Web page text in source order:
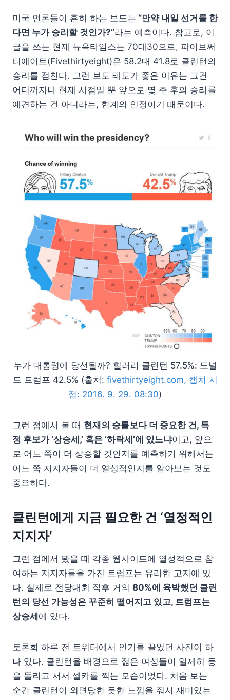
미국 언론들이 흔히 하는 보도는 “만약 내일 선거를 한
다면 누가 승리할 것인가?”라는 예측이다. 참고로, 이
글을 쓰는 현재 뉴욕타임스는 70대30으로, 파이브써
티에이트(Fivethirtyeight)은 58.2대 41.8로 클린턴의
승리를 점친다. 그런 보도 태도가 좋은 이유는 그건
어디까지나 현재 시점일 뿐 앞으로 몇 주 후의 승리를
예견하는 건 아니라는, 한계의 인정이기 때문이다.
누가 대통령에 당선될까? 힐러리 클린턴 57.5%: 도널
드 트럼프 42.5% (출처: fivethirtyeight.com, 캡처 시
점: 2016. 9. 29. 08:30)
그런 점에서 볼 때 현재의 승률보다 더 중요한 건, 특
정 후보가 ‘상승세,’ 혹은 ‘하락세’에 있느냐이고, 앞으
로 어느 쪽이 더 상승할 것인지를 예측하기 위해서는
어느 쪽 지지자들이 더 열성적인지를 알아보는 것도
중요하다.
클린턴에게 지금 필요한 건 ‘열정적인
지지자’
그런 점에서 봤을 때 각종 웹사이트에 열성적으로 참
여하는 지지자들을 가진 트럼프는 유리한 고지에 있
다. 실제로 전당대회 직후 거의 80%에 육박했던 클린
턴의 당선 가능성은 꾸준히 떨어지고 있고, 트럼프는
상승세에 있다.
토론회 하루 전 트위터에서 인기를 끌었던 사진이 하
나 있다. 클린턴을 배경으로 젊은 여성들이 일제히 등
을 돌리고 서서 셀카를 찍는 모습이었다. 처음 보는
순간 클린턴이 외면당한 듯한 느낌을 줘서 재미있는